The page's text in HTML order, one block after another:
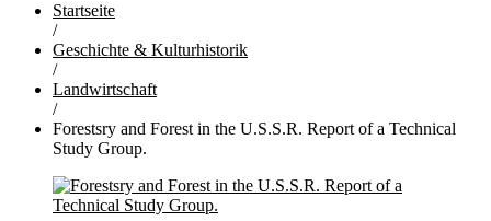
Startseite
/
Geschichte & Kulturhistorik
/
Landwirtschaft
/
Forestsry and Forest in the U.S.S.R. Report of a Technical
Study Group.